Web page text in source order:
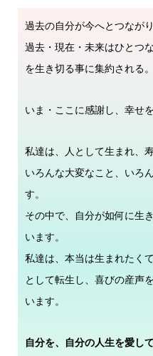
過去の自分が今へとつなが
過去・現在・未来はひとつ
を生き切る事に集約される。
いま・ここに感謝し、幸せ
私達は、人として生まれ、
いろんな大変なこと、いろ
す。
その中で、自分が如何に生
います。
私達は、本当は生まれたく
として転生し、喜びの産声
います。
自分を、自分の人生を愛し